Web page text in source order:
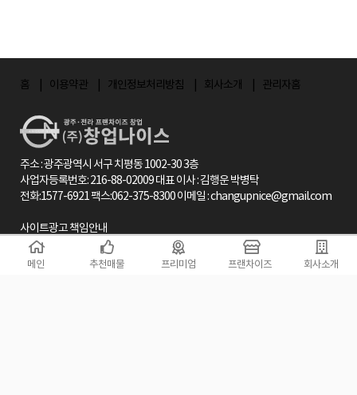
홈 이용약관 개인정보처리방침 회사소개 관리자홈
주소 : 광주광역시 서구 치평동 1002-30 3층
사업자등록번호: 216-88-02009 대표 이사 : 김행운 박병탁
전화:1577-6921 팩스:062-375-8300 이메일 : changupnice@gmail.com
사이트광고 책임안내
창업나이스 사이트와 사업자는 창업프렌차이즈, 예비창업자, 상가분양사, 시행
사, 언론사, 컨설팅업체등이 제공한 정보나 창업나이스에서 이들로부터
메인 추천매물 프리미엄 프랜차이즈 회사소개